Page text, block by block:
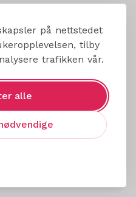
på nettstedet
tilby
trafikken vår.
alle